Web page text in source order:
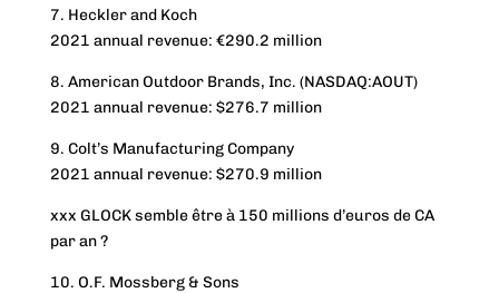
7. Heckler and Koch
2021 annual revenue: €290.2 million
8. American Outdoor Brands, Inc. (NASDAQ:AOUT)
2021 annual revenue: $276.7 million
9. Colt’s Manufacturing Company
2021 annual revenue: $270.9 million
xxx GLOCK semble être à 150 millions d’euros de CA
par an ?
10. O.F. Mossberg & Sons